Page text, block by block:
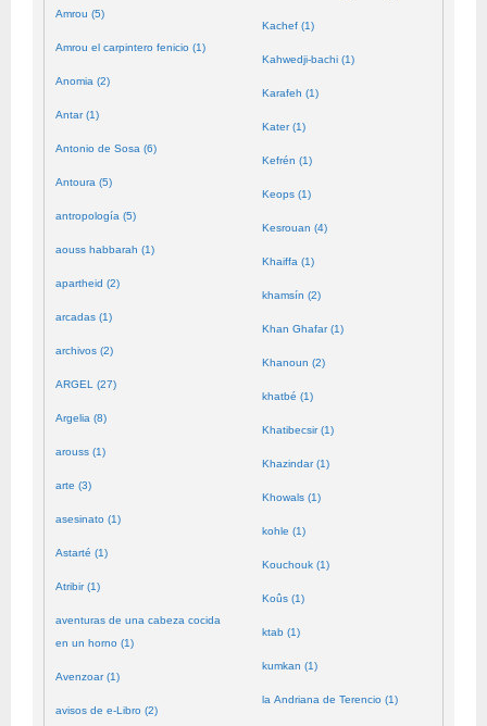
Amrou (5)
Amrou el carpintero fenicio (1)
Anomia (2)
Antar (1)
Antonio de Sosa (6)
Antoura (5)
antropología (5)
aouss habbarah (1)
apartheid (2)
arcadas (1)
archivos (2)
ARGEL (27)
Argelia (8)
arouss (1)
arte (3)
asesinato (1)
Astarté (1)
Atribir (1)
aventuras de una cabeza cocida
en un horno (1)
Avenzoar (1)
avisos de e-Libro (2)
Kachef (1)
Kahwedji-bachi (1)
Karafeh (1)
Kater (1)
Kefrén (1)
Keops (1)
Kesrouan (4)
Khaiffa (1)
khamsín (2)
Khan Ghafar (1)
Khanoun (2)
khatbé (1)
Khatibecsir (1)
Khazindar (1)
Khowals (1)
kohle (1)
Kouchouk (1)
Koûs (1)
ktab (1)
kumkan (1)
la Andriana de Terencio (1)